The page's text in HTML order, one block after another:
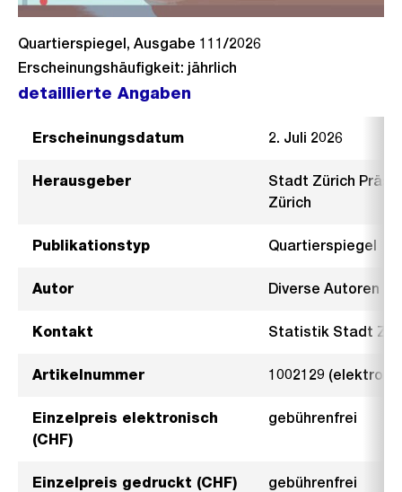
Quartierspiegel, Ausgabe 111/2026
Erscheinungshäufigkeit: jährlich
detaillierte Angaben
Erscheinungsdatum 2. Juli 2026
Herausgeber
Stadt Zürich
Zürich
Publikationstyp Quartierspiegel
Autor Diverse Autoren
Kontakt Statistik Stadt
Artikelnummer 1002129
Einzelpreis elektronisch
(CHF)
gebührenfrei
Einzelpreis gedruckt (CHF) gebührenfrei